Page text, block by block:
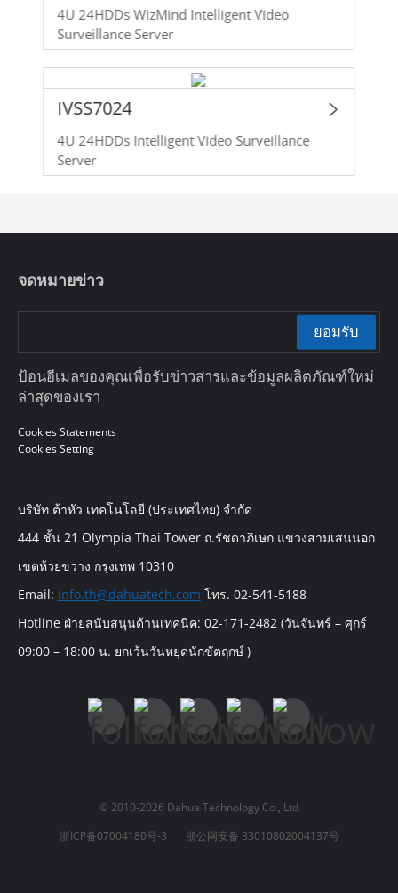
4U 24HDDs WizMind Intelligent Video
Surveillance Server
IVSS7024
4U 24HDDs Intelligent Video Surveillance
Server
จดหมายข่าว
ยอมรับ
ป้อนอีเมลของคุณเพื่อรับข่าวสารและข้อมูลผลิตภัณฑ์ใหม่
ล่าสุดของเรา
Cookies Statements
Cookies Setting
บริษัท ต้าหัว เทคโนโลยี (ประเทศไทย) จำกัด
444 ชั้น 21 Olympia Thai Tower ถ.รัชดาภิเษก แขวงสามเสนนอก
เขตห้วยขวาง กรุงเทพ 10310
Email: info.th@dahuatech.com โทร. 02-541-5188
Hotline ฝ่ายสนับสนุนด้านเทคนิค: 02-171-2482 (วันจันทร์ – ศุกร์
09:00 – 18:00 น. ยกเว้นวันหยุดนักขัตฤกษ์ )
© 2010-2026 Dahua Technology Co., Ltd
浙ICP备07004180号-3
浙公网安备 33010802004137号